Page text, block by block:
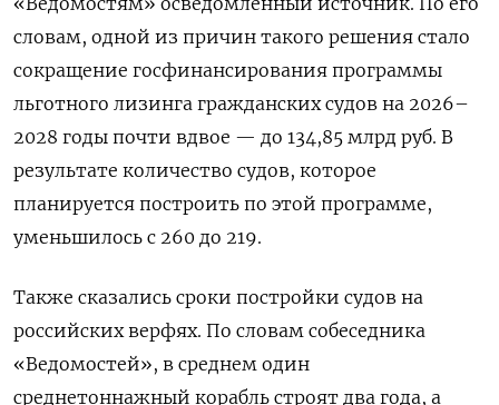
словам, одной из причин такого решения стало
сокращение госфинансирования программы
льготного лизинга гражданских судов на 2026–
2028 годы почти вдвое — до 134,85 млрд руб. В
результате количество судов, которое
планируется построить по этой программе,
уменьшилось с 260 до 219.
Также сказались сроки постройки судов на
российских верфях. По словам собеседника
«Ведомостей», в среднем один
среднетоннажный корабль строят два года, а